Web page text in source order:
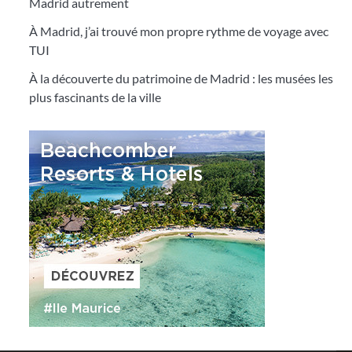
À Madrid, j’ai trouvé mon propre rythme de voyage avec
TUI
À la découverte du patrimoine de Madrid : les musées les
plus fascinants de la ville